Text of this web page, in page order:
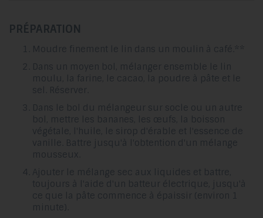
PRÉPARATION
Moudre finement le lin dans un moulin à café.**
Dans un moyen bol, mélanger ensemble le lin
moulu, la farine, le cacao, la poudre à pâte et le
sel. Réserver.
Dans le bol du mélangeur sur socle ou un autre
bol, mettre les bananes, les œufs, la boisson
végétale, l'huile, le sirop d'érable et l'essence de
vanille. Battre jusqu'à l'obtention d'un mélange
mousseux.
Ajouter le mélange sec aux liquides et battre,
toujours à l'aide d'un batteur électrique, jusqu'à
ce que la pâte commence à épaissir (environ 1
minute).